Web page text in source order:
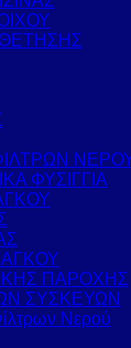
ΦΥΣΙΓΓΙΑ
ΠΑΡΟΧΗΣ
ΣΥΣΚΕΥΩΝ
Νερού